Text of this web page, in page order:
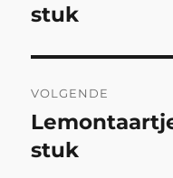
stuk
VOLGENDE
Volgend
bericht:
stuk